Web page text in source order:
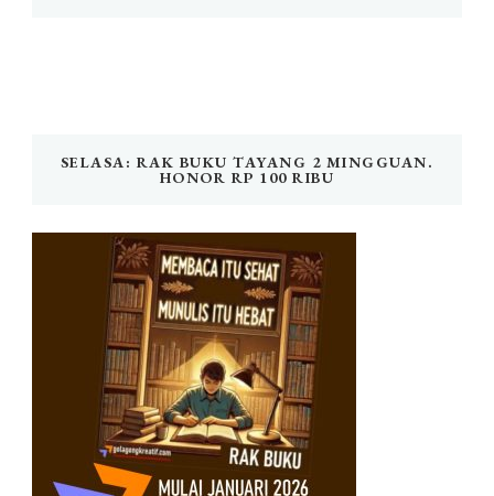
SELASA: RAK BUKU TAYANG 2 MINGGUAN.
HONOR RP 100 RIBU